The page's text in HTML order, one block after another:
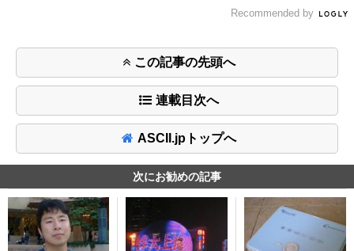
Recommended by
この記事の先頭へ
連載目次へ
ASCII.jpトップへ
次にお勧めの記事